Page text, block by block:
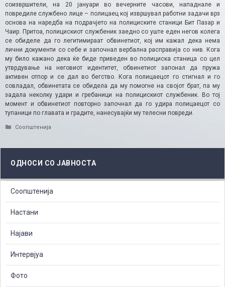
соизвршители, на 20 јануари во вечерните часови, нападнале и
повредиле службено лице – полицаец кој извршувал работни задачи врз
основа на наредба на подрачјето на полициските станици Бит Пазар и
Чаир. Притоа, полицискиот службеник заедно со уште еден негов колега
се обиделе да го легитимираат обвинетиот, кој им кажал дека нема
лични документи со себе и започнал вербална расправија со нив. Кога
му било кажано дека ќе биде приведен во полициска станица со цел
утврдување на неговиот идентитет, обвинетиот запонал да пружа
активен отпор и се дал во бегство. Кога полицаецот го стигнал и го
совладал, обвинетата се обидела да му помогне на својот брат, па му
задала неколку удари и гребаници на полицискиот службеник. Во тој
момент и обвинетиот повторно започнал да го удира полицаецот со
тупаници по главата и градите, нанесувајќи му телесни повреди.​
Categories
Соопштенија
ОДНОСИ СО ЈАВНОСТА
Соопштенија
Настани
Најави
Интервјуа
Фото